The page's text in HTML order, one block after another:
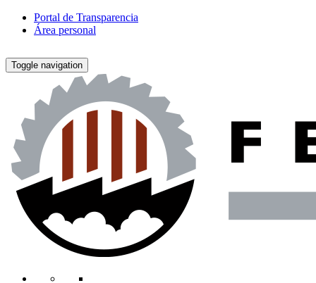
Portal de Transparencia
Área personal
Toggle navigation